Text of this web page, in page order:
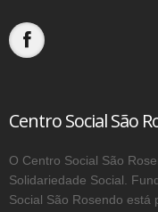
Centro Social São
O Centro Social São
Solidariedade Social.
Social São Rosendo está